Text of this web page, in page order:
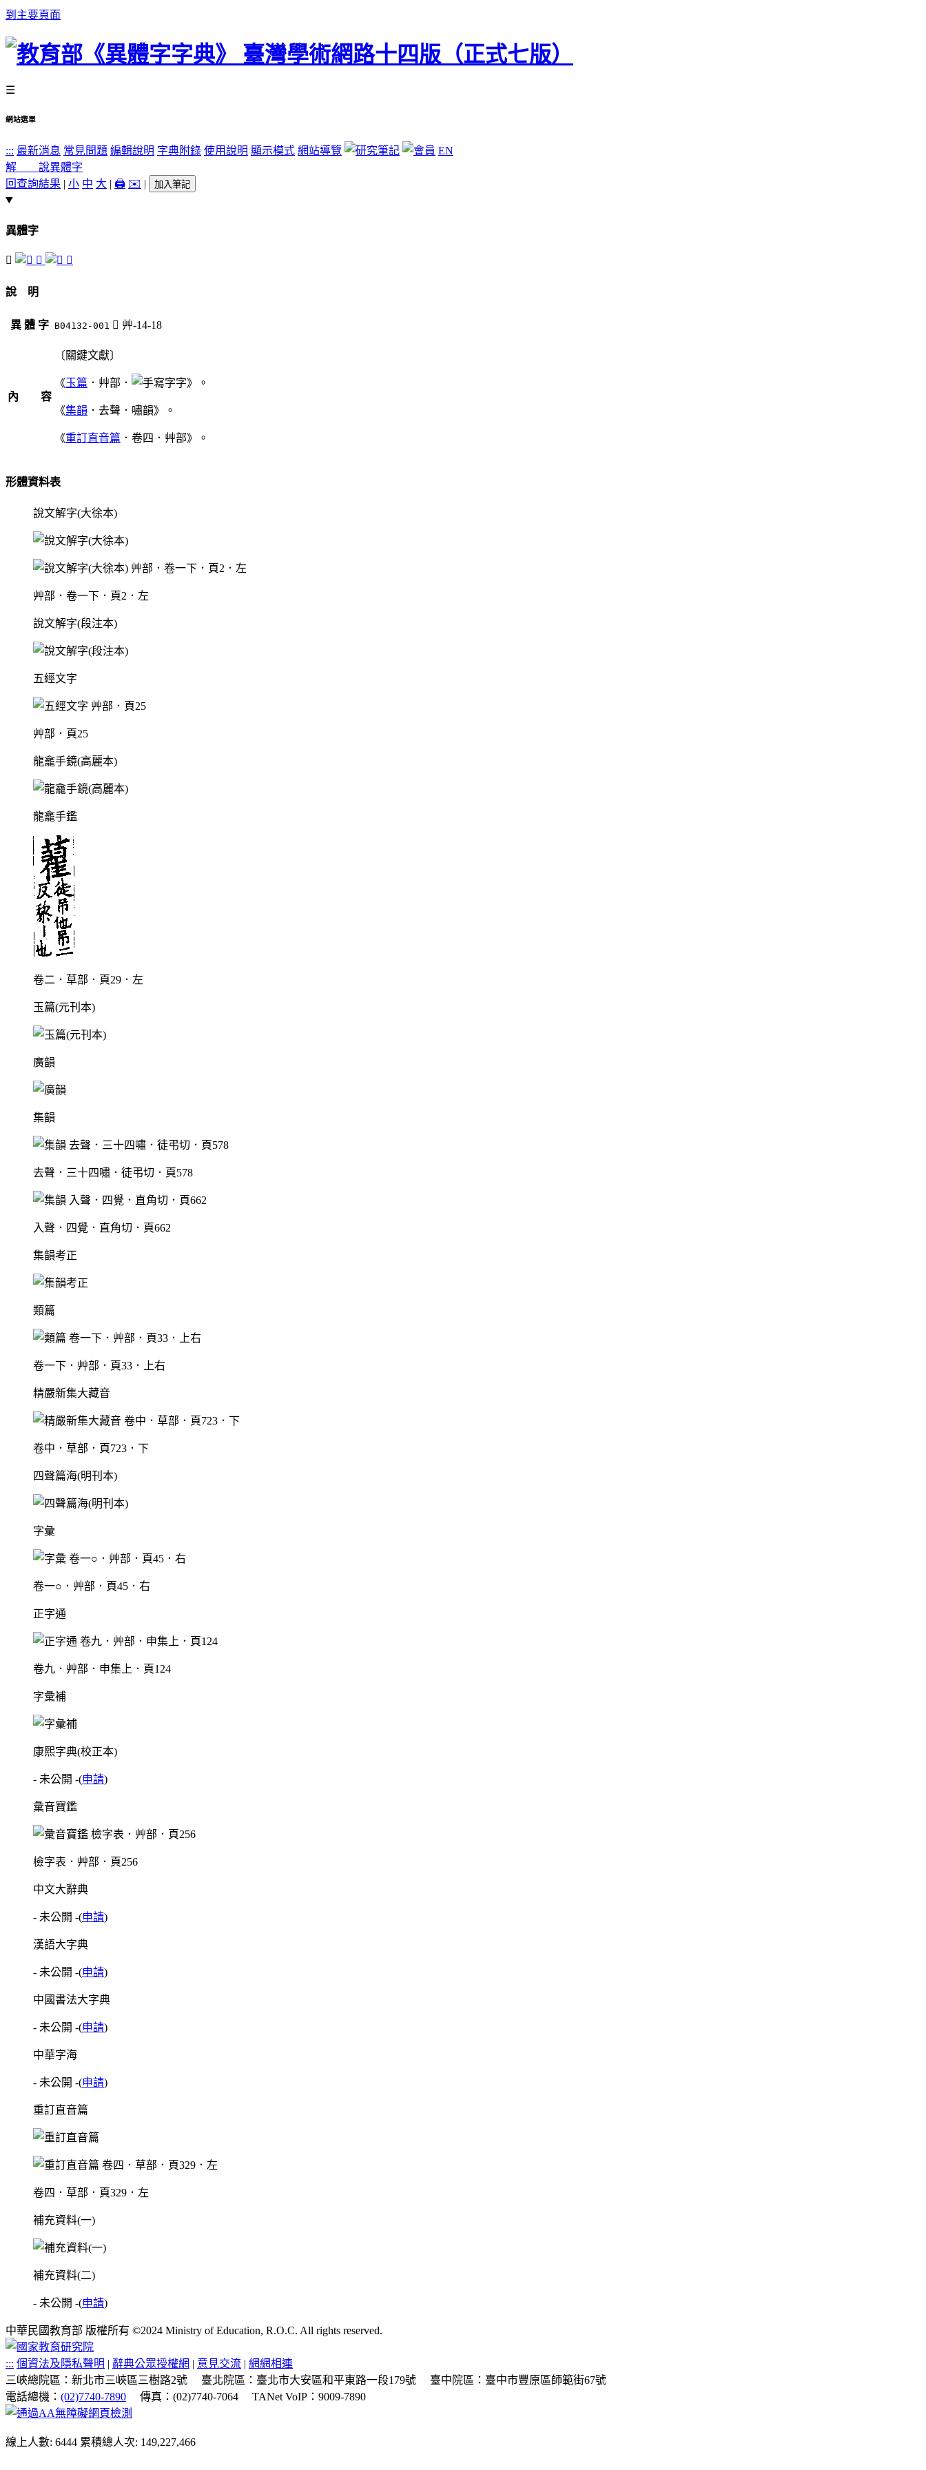
到主要頁面
☰
網站選單
::: 最新消息 常見問題 編輯說明 字典附錄 使用說明 顯示模式 網站導覽
EN
解 說異體字
回查詢結果 | 小 中 大 | 🖨️ ✉️ | 加入筆記
異體字
󸡼 󸡾 󸡽
說 明
異 體 字 B04132-001 󸡼 艸-14-18
內 容
〔關鍵文獻〕
《玉篇 ．艸部． 字》。
《集韻 ．去聲．嘯韻》。
《重訂直音篇 ．卷四．艸部》。
形體資料表
說文解字(大徐本)
艸部．卷一下．頁2．左
說文解字(段注本)
五經文字
艸部．頁25
龍龕手鏡(高麗本)
龍龕手鑑
卷二．草部．頁29．左
玉篇(元刊本)
廣韻
集韻
去聲．三十四嘯．徒弔切．頁578
入聲．四覺．直角切．頁662
集韻考正
類篇
卷一下．艸部．頁33．上右
精嚴新集大藏音
卷中．草部．頁723．下
四聲篇海(明刊本)
字彙
卷一○．艸部．頁45．右
正字通
卷九．艸部．申集上．頁124
字彙補
康熙字典(校正本)
- 未公開 -(申請)
彙音寶鑑
檢字表．艸部．頁256
中文大辭典
- 未公開 -(申請)
漢語大字典
- 未公開 -(申請)
中國書法大字典
- 未公開 -(申請)
中華字海
- 未公開 -(申請)
重訂直音篇
卷四．草部．頁329．左
補充資料(一)
補充資料(二)
- 未公開 -(申請)
中華民國教育部 版權所有 ©2024 Ministry of Education, R.O.C. All rights reserved.
::: 個資法及隱私聲明 | 辭典公眾授權網 | 意見交流 | 網網相連
三峽總院區：新北市三峽區三樹路2號
臺北院區：臺北市大安區和平東路一段179號
臺中院區：臺中市豐原區師範街67號
電話總機： (02)7740-7890 傳真：(02)7740-7064 TANet VoIP：9009-7890
線上人數: 6444 累積總人次: 149,227,466